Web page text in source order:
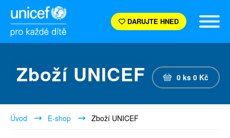
DARUJTE HNED
Zboží UNICEF 0 ks 0 Kč
Úvod E-shop Zboží UNICEF